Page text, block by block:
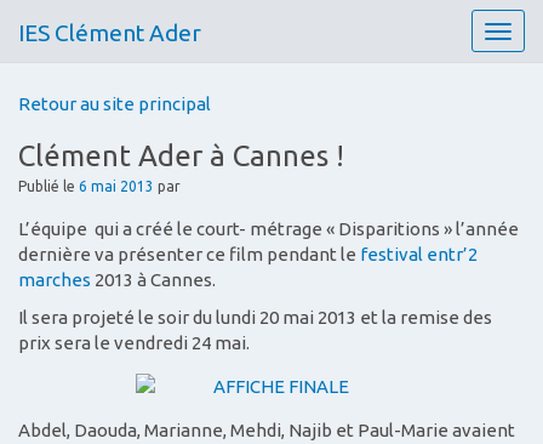
T
o
v
IES Clément Ader
Retour au site principal
Clément Ader à Cannes !
Publié le 6 mai 2013 par
L’équipe qui a créé le court- métrage « Disparitions » l’année
dernière va présenter ce film pendant le festival entr’2
marches 2013 à Cannes.
Il sera projeté le soir du lundi 20 mai 2013 et la remise des
prix sera le vendredi 24 mai.
Abdel, Daouda, Marianne, Mehdi, Najib et Paul-Marie avaient